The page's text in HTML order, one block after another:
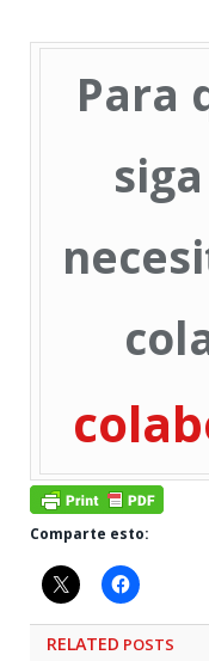
Para
Comparte esto:
RELATED POSTS